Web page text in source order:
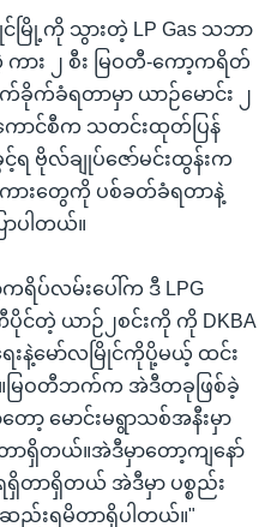
င်မြို့ကို သွားတဲ့ LP Gas သဘာ
ား ၂ စီး မြဝတီ-ကော့ကရိတ်
ခိုက်ခံရတာမှာ ယာဉ်မောင်း ၂
ာင်စီက သတင်းထုတ်ပြန်
င့်ရ ဗိုလ်ချုပ်ဇော်မင်းထွန်းက
ားတွေကို ပစ်ခတ်ခံရတာနဲ့
ပါတယ်။
ရိပ်လမ်းပေါ်က ဒီ LPG
တဲ့ ယာဉ်၂စင်းကို ကို DKBA
နဲ့မော်လမြိုင်ကိုပို့မယ့် ထင်း
မြဝတီဘက်က အဲဒီတခုဖြစ်ခဲ့
မောင်းမရွာသစ်အနီးမှာ
ာရှိတယ်။အဲဒီမှာတော့ကျနော်
ာရှိတယ် အဲဒီမှာ ပစ္စည်း
းရမိတာရှိပါတယ်။"